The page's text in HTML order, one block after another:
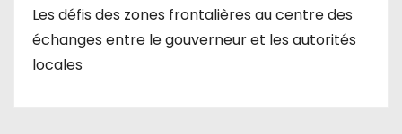
Les défis des zones frontalières au centre des
échanges entre le gouverneur et les autorités
locales